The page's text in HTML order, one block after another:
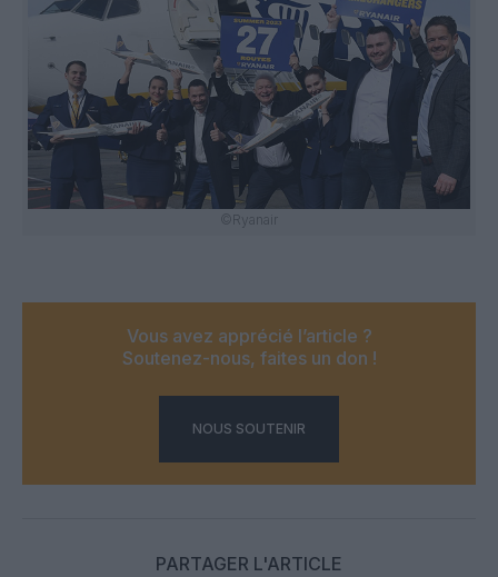
©Ryanair
Vous avez apprécié l’article ?
Soutenez-nous, faites un don !
NOUS SOUTENIR
PARTAGER L'ARTICLE